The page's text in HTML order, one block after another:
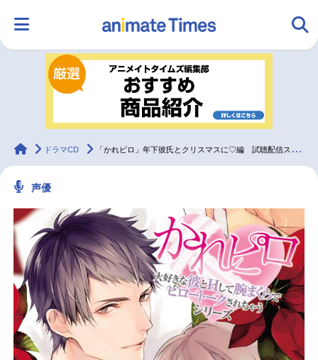
ランキング アニメ
ラジオ
2.5次元 配信・Vtuber トレンド 無料マンガ
最新記事一覧
アニメ記事一覧 声優記事一覧
アニメ映画一覧 実写化映画一覧
animateTimes
ドラマCD 「かれピロ」年下彼氏とクリスマスに♡編 試聴配信スタート
声優